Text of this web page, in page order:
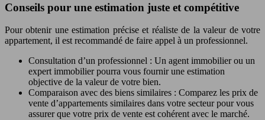
Conseils pour une estimation juste et compétitive
Pour obtenir une estimation précise et réaliste de la valeur de votre
appartement, il est recommandé de faire appel à un professionnel.
Consultation d’un professionnel : Un agent immobilier ou un
expert immobilier pourra vous fournir une estimation
objective de la valeur de votre bien.
Comparaison avec des biens similaires : Comparez les prix de
vente d’appartements similaires dans votre secteur pour vous
assurer que votre prix de vente est cohérent avec le marché.